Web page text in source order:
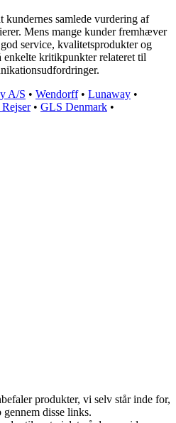
kundernes samlede vurdering af
Mens mange kunder fremhæver
service, kvalitetsprodukter og
enkelte kritikpunkter relateret til
A/S • Wendorff• Lunaway •
• GLS Denmark •
produkter, vi selv står inde for,
disse links.